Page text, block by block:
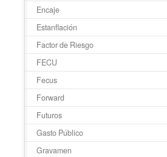
Encaje
Estanflación
Factor de Riesgo
FECU
Fecus
Forward
Futuros
Gasto Público
Gravamen